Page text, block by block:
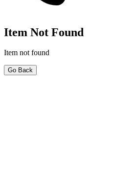
Item Not Found
Item not found
Go Back